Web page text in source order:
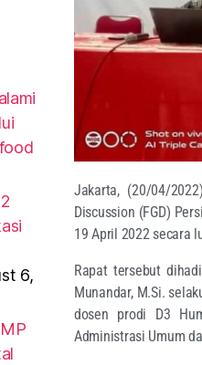
6,
Jakarta, (20/04/
Discussion (FGD)
19 April 2022 secara
Rapat tersebut
Munandar, M.Si.
dosen prodi D3
Administrasi Umum